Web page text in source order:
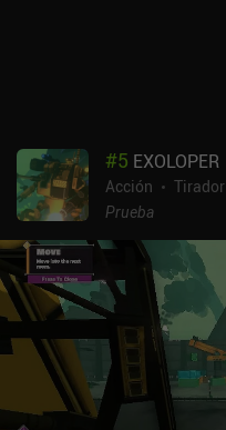
#5 EXOLOPER
Acción
Tirador
Prueba